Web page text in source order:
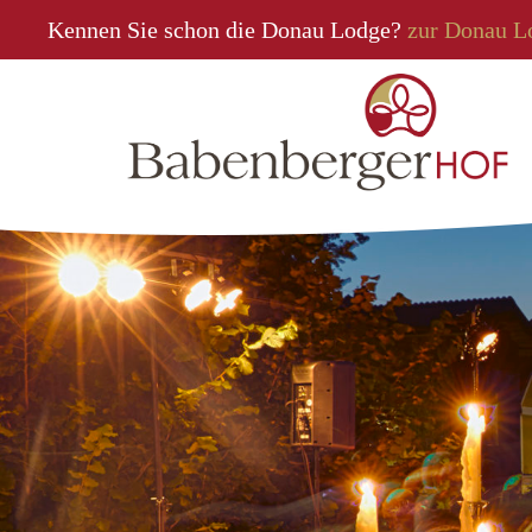
Kennen Sie schon die Donau Lodge? zur Donau